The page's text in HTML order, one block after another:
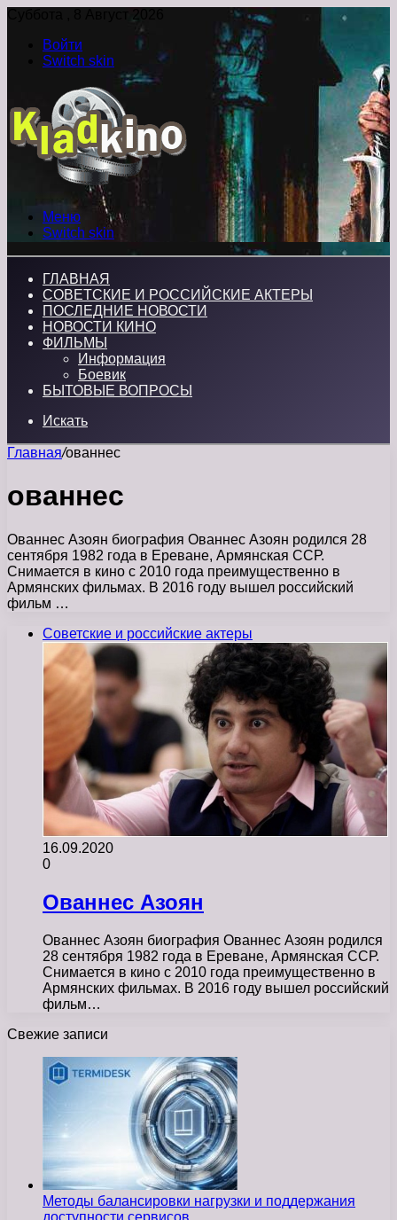
Суббота , 8 Август 2026
Войти
Switch skin
Меню
Switch skin
ГЛАВНАЯ
СОВЕТСКИЕ И РОССИЙСКИЕ АКТЕРЫ
ПОСЛЕДНИЕ НОВОСТИ
НОВОСТИ КИНО
ФИЛЬМЫ
Информация
Боевик
БЫТОВЫЕ ВОПРОСЫ
Искать
Главная/ованнес
ованнес
Ованнес Азоян биография Ованнес Азоян родился 28
сентября 1982 года в Ереване, Армянская ССР.
Снимается в кино с 2010 года преимущественно в
Армянских фильмах. В 2016 году вышел российский
фильм …
Советские и российские актеры
16.09.2020
0
Ованнес Азоян
Ованнес Азоян биография Ованнес Азоян родился
28 сентября 1982 года в Ереване, Армянская ССР.
Снимается в кино с 2010 года преимущественно в
Армянских фильмах. В 2016 году вышел российский
фильм…
Свежие записи
Методы балансировки нагрузки и поддержания
доступности сервисов